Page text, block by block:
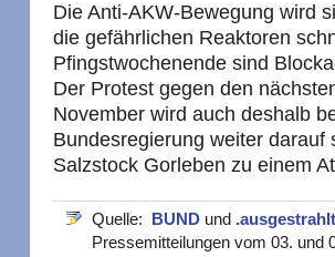
Die Anti-AKW-Bewegung wird
die gefährlichen Reaktoren
Pfingstwochenende sind
Der Protest gegen den
November wird auch deshalb
Bundesregierung weiter
Salzstock Gorleben zu einem
Quelle: BUND und
Pressemitteilungen vom 03. und